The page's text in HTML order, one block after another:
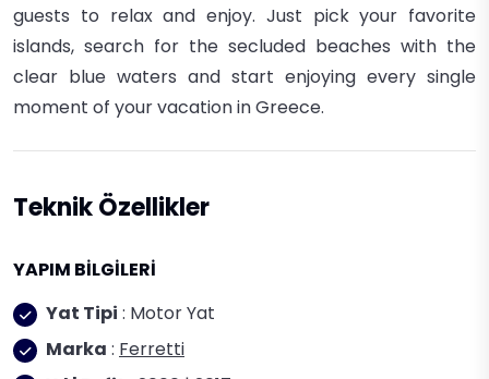
guests to relax and enjoy. Just pick your favorite
islands, search for the secluded beaches with the
clear blue waters and start enjoying every single
moment of your vacation in Greece.
Teknik Özellikler
YAPIM BİLGİLERİ
Yat Tipi : Motor Yat
Marka : Ferretti